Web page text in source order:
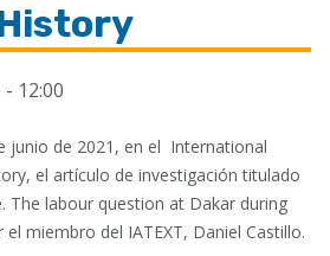
12:00
junio de 2021, en el International
el artículo de investigación titulado
The labour question at Dakar during
miembro del IATEXT, Daniel Castillo.